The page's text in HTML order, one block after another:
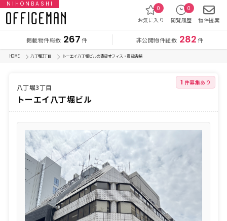
NIHONBASHI
掲載物件総数 267 件 非公開物件総数 282件
お気に入り
0
閲覧履歴
0
物件提案
HOME 八丁堀3丁目 トーエイ八丁堀ビルの賃貸オフィス・賃貸店舗
八丁堀3丁目
トーエイ八丁堀ビル
1 件募集あり